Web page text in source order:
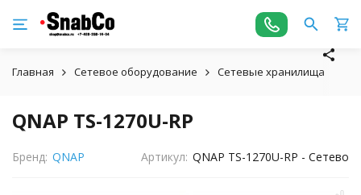
Главная Сетевое оборудование Сетевые хранилища
QNAP TS-1270U-RP
Бренд: QNAP Артикул: QNAP TS-1270U-RP - Сетево